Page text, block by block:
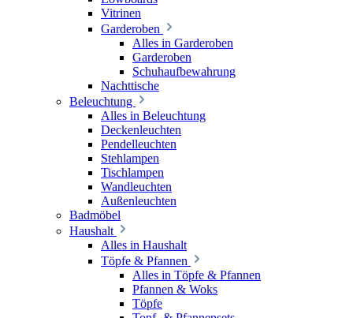
Vitrinen
Garderoben
Alles in Garderoben
Garderoben
Schuhaufbewahrung
Nachttische
Beleuchtung
Alles in Beleuchtung
Deckenleuchten
Pendelleuchten
Stehlampen
Tischlampen
Wandleuchten
Außenleuchten
Badmöbel
Haushalt
Alles in Haushalt
Töpfe & Pfannen
Alles in Töpfe & Pfannen
Pfannen & Woks
Töpfe